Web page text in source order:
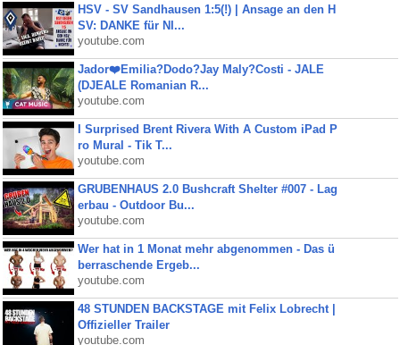
HSV - SV Sandhausen 1:5(!) | Ansage an den H
SV: DANKE für NI...
youtube.com
Jador❤️Emilia?Dodo?Jay Maly?Costi - JALE
(DJEALE Romanian R...
youtube.com
I Surprised Brent Rivera With A Custom iPad P
ro Mural - Tik T...
youtube.com
GRUBENHAUS 2.0 Bushcraft Shelter #007 - Lag
erbau - Outdoor Bu...
youtube.com
Wer hat in 1 Monat mehr abgenommen - Das ü
berraschende Ergeb...
youtube.com
48 STUNDEN BACKSTAGE mit Felix Lobrecht |
Offizieller Trailer
youtube.com